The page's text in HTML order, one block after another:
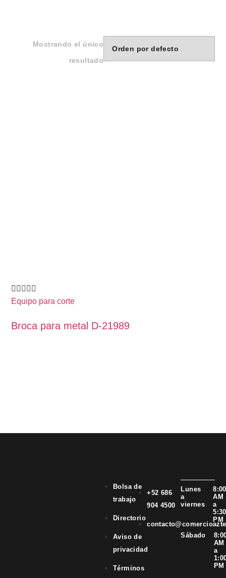
Mostrando el único
resultado
Equipo para corte
Broca para metal D-21989
Bolsa de
trabajo
Directorio
Aviso de
privacidad
Términos
+52 686
904 4500
Lunes
a
viernes
8:00
AM
a
5:30
PM
Sábado
AM
a
PM